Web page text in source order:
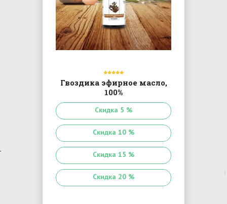
Скидка 5 %
Скидка 10 %
Скидка 15 %
Скидка 20 %
Гвоздика эфирное масло,
100%